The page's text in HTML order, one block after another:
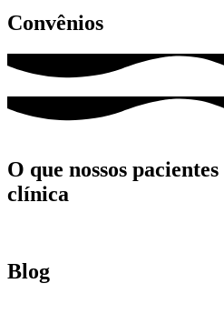
Convênios
O que nossos pacientes
clínica
Blog